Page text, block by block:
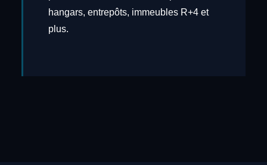
hangars, entrepôts, immeubles R+4 et
plus.